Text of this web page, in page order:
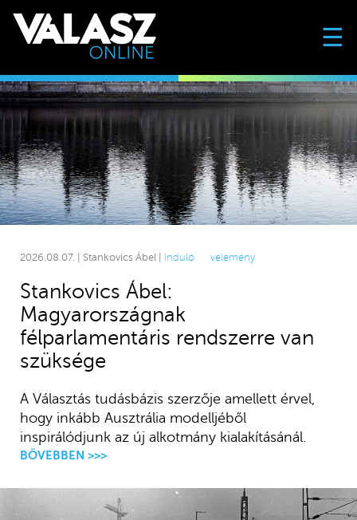
☰
2026.08.07. | Stankovics Ábel | Induló vélemény
Stankovics Ábel:
Magyarországnak
félparlamentáris rendszerre van
szüksége
A Választás tudásbázis szerzője amellett érvel,
hogy inkább Ausztrália modelljéből
inspirálódjunk az új alkotmány kialakításánál.
BŐVEBBEN >>>